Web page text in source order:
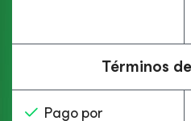
Términos
Pago por